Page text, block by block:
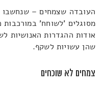
העובדה שצמחים – שנחשבו
מסוגלים 'לשוחח'
אודות ההגדרות האנושיות
שהן עשויות לשקף.
צמחים לא שוכחים